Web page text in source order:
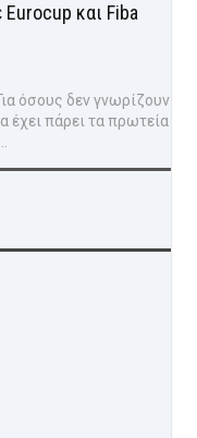
Eurocup και Fiba
όσους δεν γνωρίζουν
έχει πάρει τα πρωτεία